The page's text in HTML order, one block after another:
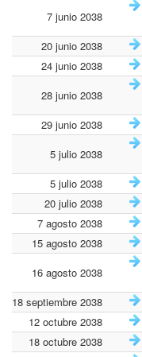
7 junio 2038
20 junio 2038
24 junio 2038
28 junio 2038
29 junio 2038
5 julio 2038
5 julio 2038
20 julio 2038
7 agosto 2038
15 agosto 2038
16 agosto 2038
18 septiembre 2038
12 octubre 2038
18 octubre 2038